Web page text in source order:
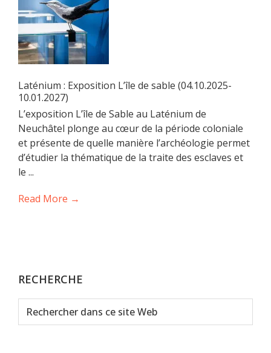
Laténium : Exposition L’île de sable (04.10.2025-
10.01.2027)
L’exposition L’île de Sable au Laténium de
Neuchâtel plonge au cœur de la période coloniale
et présente de quelle manière l’archéologie permet
d’étudier la thématique de la traite des esclaves et
le ...
Read More →
RECHERCHE
Rechercher
dans